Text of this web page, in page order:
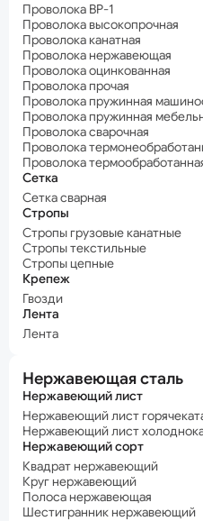
Проволока ВР-1
Проволока высокопрочная
Проволока канатная
Проволока нержавеющая
Проволока оцинкованная
Проволока прочая
Проволока пружинная
Проволока пружинная
Проволока сварочная
Проволока
Проволока
Сетка
Сетка сварная
Стропы
Стропы грузовые канатные
Стропы текстильные
Стропы цепные
Крепеж
Гвозди
Лента
Лента
Нержавеющая сталь
Нержавеющий лист
Нержавеющий лист
Нержавеющий лист
Нержавеющий сорт
Квадрат нержавеющий
Круг нержавеющий
Полоса нержавеющая
Шестигранник нержавеющий